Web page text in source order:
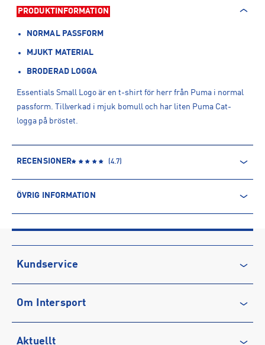
PRODUKTINFORMATION
NORMAL PASSFORM
MJUKT MATERIAL
BRODERAD LOGGA
Essentials Small Logo är en t-shirt för herr från Puma i normal
passform. Tillverkad i mjuk bomull och har liten Puma Cat-
logga på bröstet.
RECENSIONER (4.7)
ÖVRIG INFORMATION
Produktnummer: 1587472
Leverantörens produktnummer: 682534
Artikelnummer: 158747204-New Navy
Tillverkaradress
Kontakt tillverkare: www.puma.com
Kundservice
Vanliga frågor & svar
Om Intersport
Aktuellt